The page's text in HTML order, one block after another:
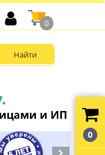
и ИП
0
0